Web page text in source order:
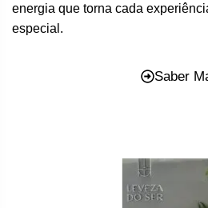
energia que torna cada
especial.
Saber